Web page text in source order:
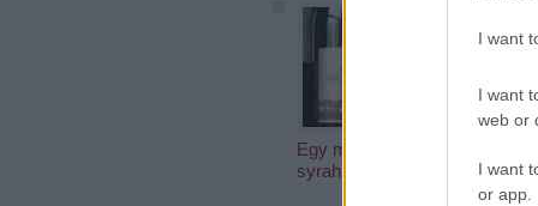
I want
I want
web or
I want
or app.
Egy marék
syrah
Aszú 3